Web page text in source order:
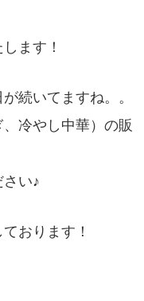
ます！
続いてますね。。
冷やし中華）の販
い♪
おります！